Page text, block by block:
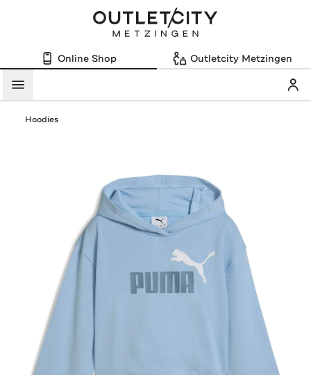
Online Shop Outletcity Metzingen
Menü
Hoodies